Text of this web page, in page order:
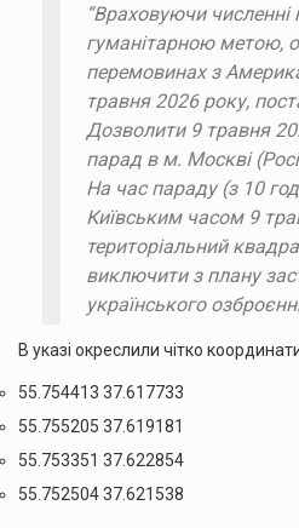
“Враховуючи численні
гуманітарною метою,
перемовинах з
травня 2026 року,
Дозволити 9 травня
парад в м. Москві
На час параду (з 10
Київським часом 9
територіальний
виключити з плану
українського
В указі окреслили чітко
55.754413 37.617733
55.755205 37.619181
55.753351 37.622854
55.752504 37.621538